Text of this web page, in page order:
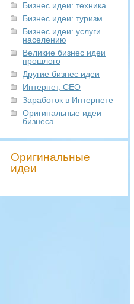
Бизнес идеи: техника
Бизнес идеи: туризм
Бизнес идеи: услуги
населению
Великие бизнес идеи
прошлого
Другие бизнес идеи
Интернет, СЕО
Заработок в Интернете
Оригинальные идеи
бизнеса
Оригинальные
идеи